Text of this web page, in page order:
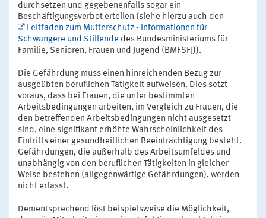
durchsetzen und gegebenenfalls sogar ein
Beschäftigungsverbot erteilen (siehe hierzu auch den
Leitfaden zum Mutterschutz - Informationen für
Schwangere und Stillende des Bundesministeriums für
Familie, Senioren, Frauen und Jugend (BMFSFJ)).
Die Gefährdung muss einen hinreichenden Bezug zur
ausgeübten beruflichen Tätigkeit aufweisen. Dies setzt
voraus, dass bei Frauen, die unter bestimmten
Arbeitsbedingungen arbeiten, im Vergleich zu Frauen, die
den betreffenden Arbeitsbedingungen nicht ausgesetzt
sind, eine signifikant erhöhte Wahrscheinlichkeit des
Eintritts einer gesundheitlichen Beeinträchtigung besteht.
Gefährdungen, die außerhalb des Arbeitsumfeldes und
unabhängig von den beruflichen Tätigkeiten in gleicher
Weise bestehen (allgegenwärtige Gefährdungen), werden
nicht erfasst.
Dementsprechend löst beispielsweise die Möglichkeit,